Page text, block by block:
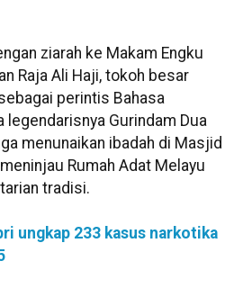
ziarah ke Makam Engku
Raja Ali Haji, tokoh besar
perintis Bahasa
legendarisnya Gurindam Dua
menunaikan ibadah di Masjid
Rumah Adat Melayu
tradisi.
ungkap 233 kasus narkotika